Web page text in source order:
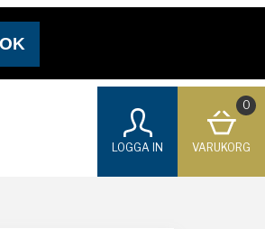
LOGGA IN
0
VARUKORG